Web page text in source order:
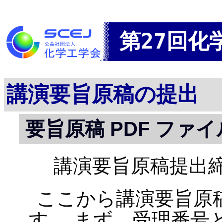
第27回化
講演要旨原稿の提出
要旨原稿 PDF ファ
講演要旨原稿提出
ここから講演要旨